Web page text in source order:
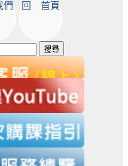
們 回 首頁
搜尋